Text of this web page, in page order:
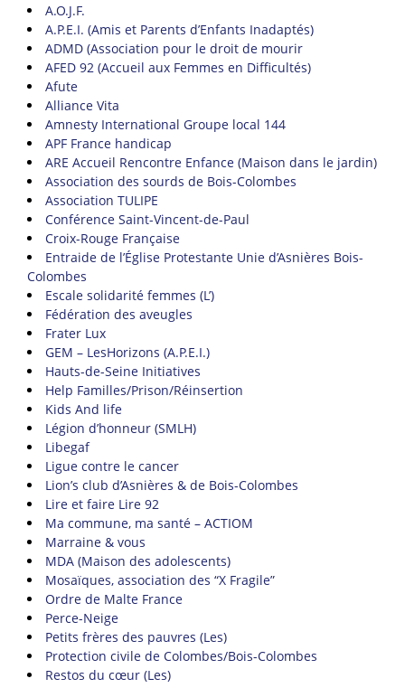
A.O.J.F.
A.P.E.I. (Amis et Parents d’Enfants Inadaptés)
ADMD (Association pour le droit de mourir
AFED 92 (Accueil aux Femmes en Difficultés)
Afute
Alliance Vita
Amnesty International Groupe local 144
APF France handicap
ARE Accueil Rencontre Enfance (Maison dans le jardin)
Association des sourds de Bois-Colombes
Association TULIPE
Conférence Saint-Vincent-de-Paul
Croix-Rouge Française
Entraide de l’Église Protestante Unie d’Asnières Bois-
Colombes
Escale solidarité femmes (L’)
Fédération des aveugles
Frater Lux
GEM – LesHorizons (A.P.E.I.)
Hauts-de-Seine Initiatives
Help Familles/Prison/Réinsertion
Kids And life
Légion d’honneur (SMLH)
Libegaf
Ligue contre le cancer
Lion’s club d’Asnières & de Bois-Colombes
Lire et faire Lire 92
Ma commune, ma santé – ACTIOM
Marraine & vous
MDA (Maison des adolescents)
Mosaïques, association des “X Fragile”
Ordre de Malte France
Perce-Neige
Petits frères des pauvres (Les)
Protection civile de Colombes/Bois-Colombes
Restos du cœur (Les)